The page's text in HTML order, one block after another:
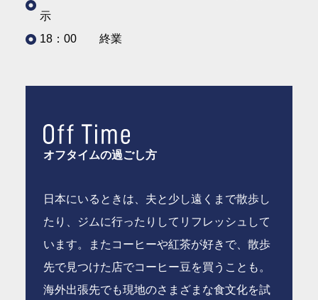
示
18：00 終業
オフタイムの過ごし方
日本にいるときは、夫と少し遠くまで散歩し
たり、ジムに行ったりしてリフレッシュして
います。またコーヒーや紅茶が好きで、散歩
先で見つけた店でコーヒー豆を買うことも。
海外出張先でも現地のさまざまな食文化を試